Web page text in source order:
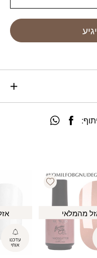
Add wishlist
מהמלאי